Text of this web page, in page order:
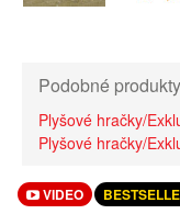
Podobné
Plyšové hračky/
Plyšové hračky/
VIDEO